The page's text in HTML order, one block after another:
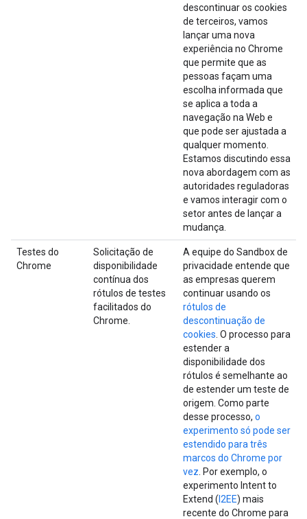
descontinuar os cookies
de terceiros, vamos
lançar uma nova
experiência no Chrome
que permite que as
pessoas façam uma
escolha informada que
se aplica a toda a
navegação na Web e
que pode ser ajustada a
qualquer momento.
Estamos discutindo essa
nova abordagem com as
autoridades reguladoras
e vamos interagir com o
setor antes de lançar a
mudança.
Testes do
Chrome
Solicitação de
disponibilidade
contínua dos
rótulos de testes
facilitados do
Chrome.
A equipe do Sandbox de
privacidade entende que
as empresas querem
continuar usando os
rótulos de
descontinuação de
cookies . O processo para
estender a
disponibilidade dos
rótulos é semelhante ao
de estender um teste de
origem. Como parte
desse processo, o
experimento só pode ser
estendido para três
marcos do Chrome por
vez . Por exemplo, o
experimento Intent to
Extend (I2EE) mais
recente do Chrome para